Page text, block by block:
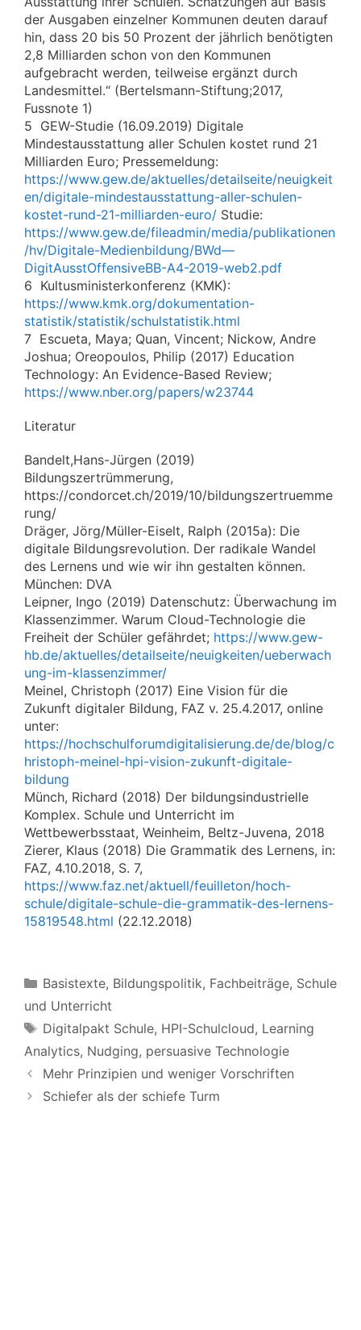
der Ausgaben einzelner Kommunen deuten darauf
hin, dass 20 bis 50 Prozent der jährlich benötigten
2,8 Milliarden schon von den Kommunen
aufgebracht werden, teilweise ergänzt durch
Landesmittel.“ (Bertelsmann-Stiftung;2017,
Fussnote 1)
5 GEW-Studie (16.09.2019) Digitale
Mindestausstattung aller Schulen kostet rund 21
Milliarden Euro; Pressemeldung:
https://www.gew.de/aktuelles/detailseite/neuigkeit
en/digitale-mindestausstattung-aller-schulen-
kostet-rund-21-milliarden-euro/ Studie:
https://www.gew.de/fileadmin/media/publikationen
/hv/Digitale-Medienbildung/BWd—
DigitAusstOffensiveBB-A4-2019-web2.pdf
6 Kultusministerkonferenz (KMK):
https://www.kmk.org/dokumentation-
statistik/statistik/schulstatistik.html
7 Escueta, Maya; Quan, Vincent; Nickow, Andre
Joshua; Oreopoulos, Philip (2017) Education
Technology: An Evidence-Based Review;
https://www.nber.org/papers/w23744
Literatur
Bandelt,Hans-Jürgen (2019)
Bildungszertrümmerung,
https://condorcet.ch/2019/10/bildungszertruemme
rung/
Dräger, Jörg/Müller-Eiselt, Ralph (2015a): Die
digitale Bildungsrevolution. Der radikale Wandel
des Lernens und wie wir ihn gestalten können.
München: DVA
Leipner, Ingo (2019) Datenschutz: Überwachung im
Klassenzimmer. Warum Cloud-Technologie die
Freiheit der Schüler gefährdet; https://www.gew-
hb.de/aktuelles/detailseite/neuigkeiten/ueberwach
ung-im-klassenzimmer/
Meinel, Christoph (2017) Eine Vision für die
Zukunft digitaler Bildung, FAZ v. 25.4.2017, online
unter:
https://hochschulforumdigitalisierung.de/de/blog/c
hristoph-meinel-hpi-vision-zukunft-digitale-
bildung
Münch, Richard (2018) Der bildungsindustrielle
Komplex. Schule und Unterricht im
Wettbewerbsstaat, Weinheim, Beltz-Juvena, 2018
Zierer, Klaus (2018) Die Grammatik des Lernens, in:
FAZ, 4.10.2018, S. 7,
https://www.faz.net/aktuell/feuilleton/hoch-
schule/digitale-schule-die-grammatik-des-lernens-
15819548.html (22.12.2018)
Kategorien
Basistexte, Bildungspolitik, Fachbeiträge, Schule
und Unterricht
Schlagwörter
Digitalpakt Schule, HPI-Schulcloud, Learning
Analytics, Nudging, persuasive Technologie
Mehr Prinzipien und weniger Vorschriften
Schiefer als der schiefe Turm